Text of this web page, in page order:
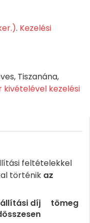
. Kezelési
Tiszanána,
kivételével kezelési
feltételekkel
történik az
díj
tömeg